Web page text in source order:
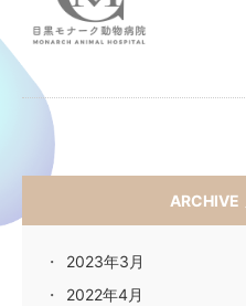
ARCHIVE
2023年3月
2022年4月